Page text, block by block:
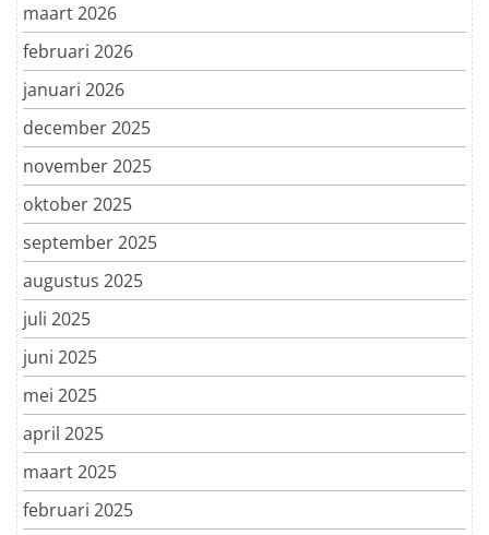
maart 2026
februari 2026
januari 2026
december 2025
november 2025
oktober 2025
september 2025
augustus 2025
juli 2025
juni 2025
mei 2025
april 2025
maart 2025
februari 2025